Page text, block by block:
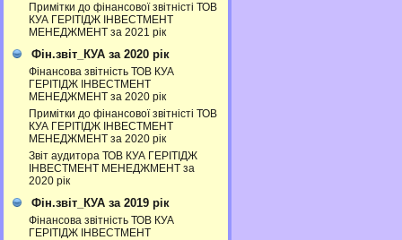
Примітки до фінансової звітністі ТОВ
КУА ГЕРІТІДЖ ІНВЕСТМЕНТ
МЕНЕДЖМЕНТ за 2021 рік
Фін.звіт_КУА за 2020 рік
Фінансова звітність ТОВ КУА
ГЕРІТІДЖ ІНВЕСТМЕНТ
МЕНЕДЖМЕНТ за 2020 рік
Примітки до фінансової звітністі ТОВ
КУА ГЕРІТІДЖ ІНВЕСТМЕНТ
МЕНЕДЖМЕНТ за 2020 рік
Звіт аудитора ТОВ КУА ГЕРІТІДЖ
ІНВЕСТМЕНТ МЕНЕДЖМЕНТ за
2020 рік
Фін.звіт_КУА за 2019 рік
Фінансова звітність ТОВ КУА
ГЕРІТІДЖ ІНВЕСТМЕНТ